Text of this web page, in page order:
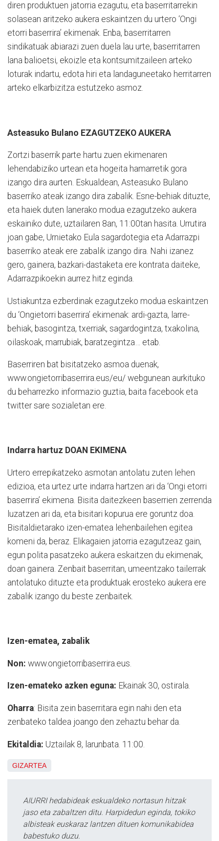
diren produktuen jatorria ezagutu, eta baserritarrekin
solasean aritzeko aukera eskaintzen du urtero ‘Ongi
etorri baserrira’ ekimenak. Enba, baserritarren
sindikatuak abiarazi zuen duela lau urte, baserritarren
lana balioetsi, ekoizle eta kontsumitzaileen arteko
loturak indartu, edota hiri eta landaguneetako herritarren
arteko elkarbizitza estutzeko asmoz.
Asteasuko Bulano EZAGUTZEKO AUKERA
Zortzi baserrik parte hartu zuen ekimenaren
lehendabiziko urtean eta hogeita hamarretik gora
izango dira aurten. Eskualdean, Asteasuko Bulano
baserriko ateak izango dira zabalik. Esne-behiak dituzte,
eta haiek duten lanerako modua ezagutzeko aukera
eskainiko dute, uztailaren 8an, 11:00tan hasita. Urrutira
joan gabe, Urnietako Eula sagardotegia eta Adarrazpi
baserriko ateak ere zabalik izango dira. Nahi izanez
gero, gainera, bazkari-dastaketa ere kontrata daiteke,
Adarrazpikoekin aurrez hitz eginda.
Ustiakuntza ezberdinak ezagutzeko modua eskaintzen
du ‘Ongietorri baserrira’ ekimenak: ardi-gazta, larre-
behiak, basogintza, txerriak, sagardogintza, txakolina,
oilaskoak, marrubiak, baratzegintza… etab.
Baserriren bat bisitatzeko asmoa duenak,
www.ongietorribaserrira.eus/eu/ webgunean aurkituko
du beharrezko informazio guztia, baita facebook eta
twitter sare sozialetan ere.
Indarra hartuz DOAN EKIMENA
Urtero errepikatzeko asmotan antolatu zuten lehen
edizioa, eta urtez urte indarra hartzen ari da ‘Ongi etorri
baserrira’ ekimena. Bisita daitezkeen baserrien zerrenda
luzatzen ari da, eta bisitari kopurua ere goruntz doa.
Bisitaldietarako izen-ematea lehenbailehen egitea
komeni da, beraz. Elikagaien jatorria ezagutzeaz gain,
egun polita pasatzeko aukera eskaitzen du ekimenak,
doan gainera. Zenbait baserritan, umeentzako tailerrak
antolatuko dituzte eta produktuak erosteko aukera ere
zabalik izango du beste zenbaitek.
Izen-ematea, zabalik
Non: www.ongietorribaserrira.eus.
Izen-emateko azken eguna: Ekainak 30, ostirala.
Oharra: Bisita zein baserritara egin nahi den eta
zenbateko taldea joango den zehaztu behar da.
Ekitaldia: Uztailak 8, larunbata. 11:00.
GIZARTEA
AIURRI hedabideak eskualdeko nortasun hitzak
jaso eta zabaltzen ditu. Harpidedun eginda, tokiko
albisteak euskaraz lantzen dituen komunikabidea
babestuko duzu.